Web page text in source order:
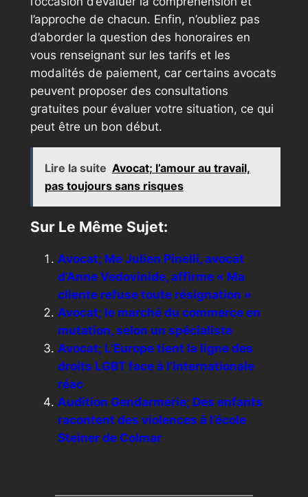
l’approche de chacun. Enfin, n’oubliez pas
d’aborder la question des honoraires en
vous renseignant sur les tarifs et les
modalités de paiement, car certains avocats
peuvent proposer des consultations
gratuites pour évaluer votre situation, ce qui
peut être un bon début.
Lire la suite Avocat; l’amour au travail,
pas toujours sans risques
Sur Le Même Sujet:
Avocat; Me Julien Pinelli, avocat
d’Anne Vedovinide, affirme « Ma
cliente refuse toute résignation »
Avocat; le marché du commerce en
mutation, selon un spécialiste
Avocat; L’Europe tient la ligne des
droits LGBT face à l’internationale
réac
Audition Gendarmerie; Des enfants
racontent des violences à l’école
Steiner de Colmar